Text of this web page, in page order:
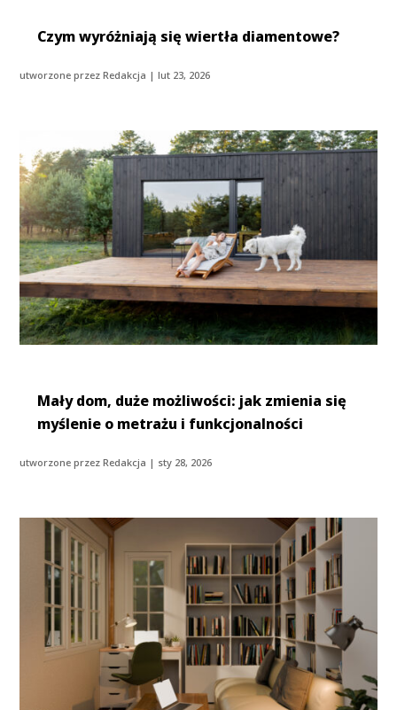
Czym wyróżniają się wiertła diamentowe?
utworzone przezRedakcja |lut 23, 2026
Mały dom, duże możliwości: jak zmienia się
myślenie o metrażu i funkcjonalności
utworzone przezRedakcja | sty 28, 2026